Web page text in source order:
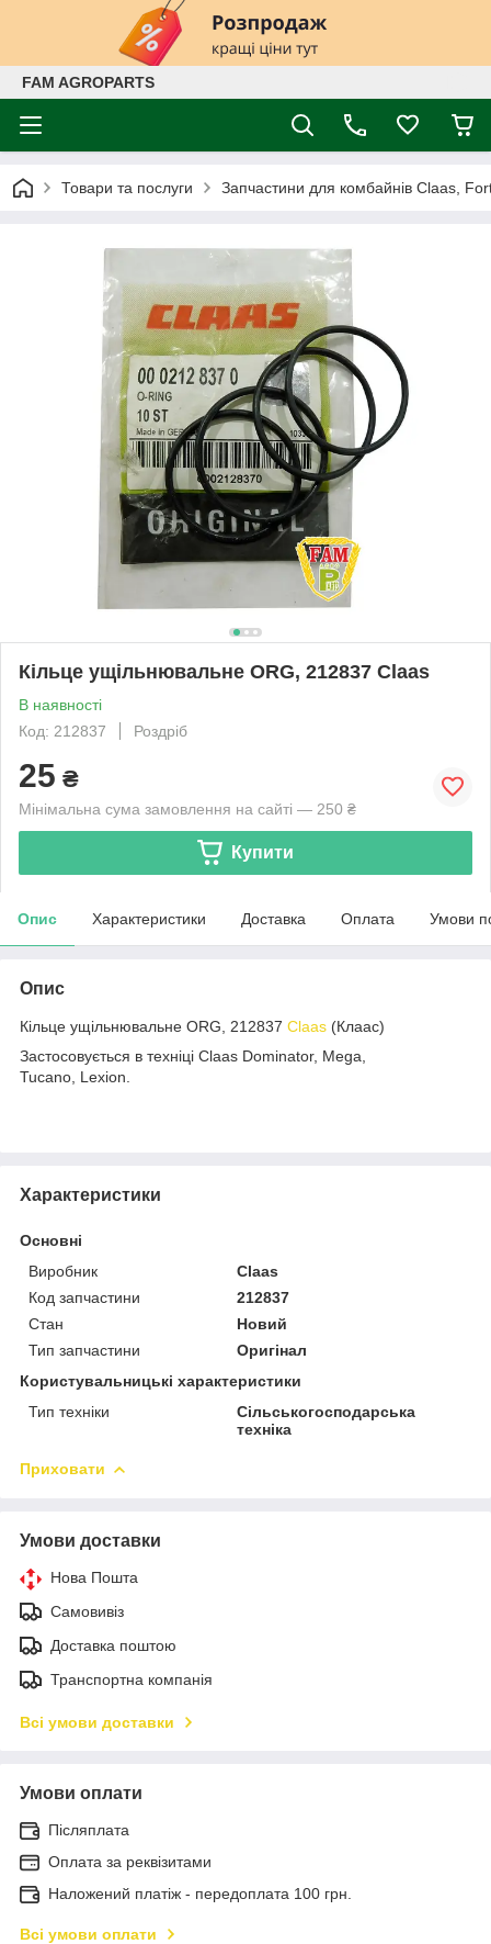
FAM AGROPARTS
Товари та послуги Запчастини для комбайнів Claas,
Кільце ущільнювальне ORG, 212837 Claas
В наявності
Код: 212837
Роздріб
25 ₴
Мінімальна сума замовлення на сайті — 250 ₴
Купити
Опис Характеристики Доставка Оплата Умови
Опис
Кільце ущільнювальне ORG, 212837 Claas (Клаас)
Застосовується в техніці Claas Dominator, Mega,
Tucano, Lexion.
Характеристики
Основні
Виробник
Claas
Код запчастини
212837
Стан
Новий
Тип запчастини
Оригінал
Користувальницькі характеристики
Тип техніки
Сільськогосподарська
техніка
Приховати
Умови доставки
Нова Пошта
Самовивіз
Доставка поштою
Транспортна компанія
Всі умови доставки
Умови оплати
Післяплата
Оплата за реквізитами
Наложений платіж - передоплата 100 грн.
Всі умови оплати